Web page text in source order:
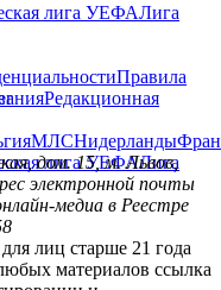
лига УЕФАЛига
Правила
Редакционная
МЛСНидерланды
лига УЕФАЛига
дом. 15, м. Львов,
электронной почты
медиа в Реестре
лиц старше 21 года
материалов ссылка